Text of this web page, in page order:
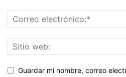
Guardar mi nombre, correo